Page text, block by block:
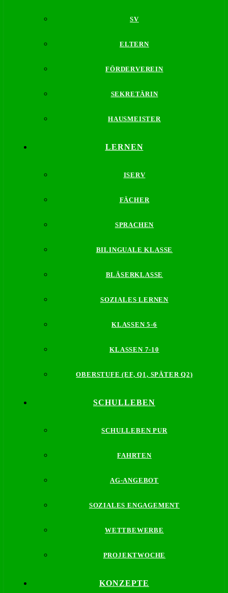
SV
ELTERN
FÖRDERVEREIN
SEKRETÄRIN
HAUSMEISTER
LERNEN
ISERV
FÄCHER
SPRACHEN
BILINGUALE KLASSE
BLÄSERKLASSE
SOZIALES LERNEN
KLASSEN 5-6
KLASSEN 7-10
OBERSTUFE (EF, Q1, SPÄTER Q2)
SCHULLEBEN
SCHULLEBEN PUR
FAHRTEN
AG-ANGEBOT
SOZIALES ENGAGEMENT
WETTBEWERBE
PROJEKTWOCHE
KONZEPTE